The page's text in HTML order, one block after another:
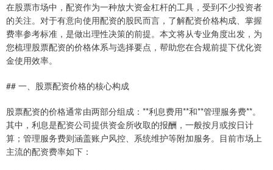
在股票市场中，配资作为一种放大资金杠杆的工具，受到不少投资者
的关注。对于有意向使用配资的股民而言，了解配资价格构成、掌握
费率参考标准，是做出理性决策的前提。本文将从专业角度出发，为
您梳理股票配资的价格体系与选择要点，帮助您在合规前提下优化资
金使用效率。
## 一、股票配资价格的核心构成
股票配资的价格通常由两部分组成：**利息费用**和**管理服务费**。
其中，利息是配资公司提供资金所收取的报酬，一般按月或按日计
算；管理服务费则涵盖账户风控、系统维护等附加服务。目前市场上
主流的配资费率如下：